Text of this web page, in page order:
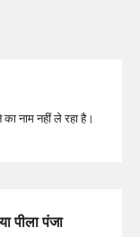
नाम नहीं ले रहा है।
पीला पंजा